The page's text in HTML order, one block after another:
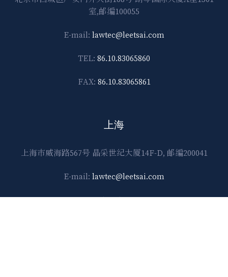
室,邮编100055
E-mail: lawtec@leetsai.com
TEL: 86.10.83065860
FAX: 86.10.83065861
上海
上海市威海路567号 晶采世纪大厦14F-D, 邮编200041
E-mail: lawtec@leetsai.com
TEL:86.21.6288.1138